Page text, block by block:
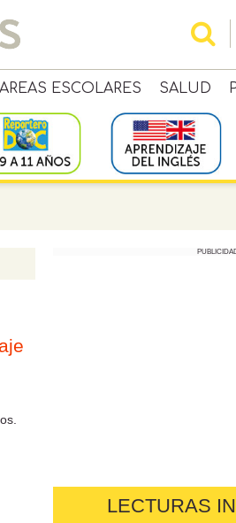
ESCOLARES SALUD
LECTURAS